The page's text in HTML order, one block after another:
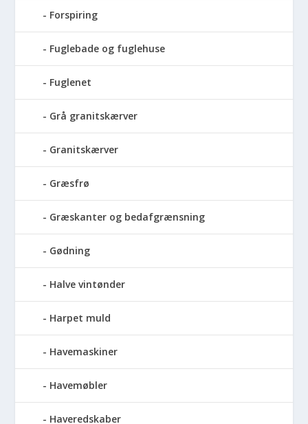
Forspiring
Fuglebade og fuglehuse
Fuglenet
Grå granitskærver
Granitskærver
Græsfrø
Græskanter og bedafgrænsning
Gødning
Halve vintønder
Harpet muld
Havemaskiner
Havemøbler
Haveredskaber